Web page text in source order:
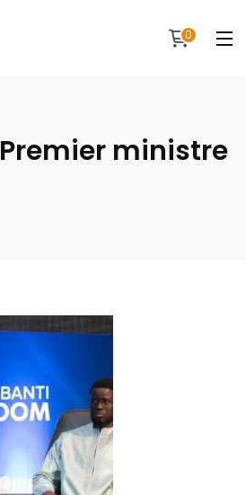
0
Premier ministre